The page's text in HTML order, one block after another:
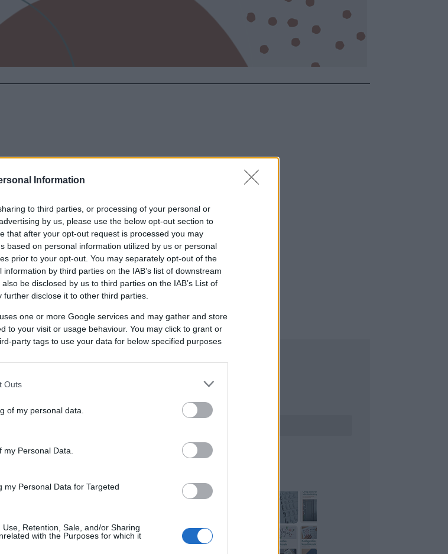
Information
to third parties, or processing of your personal or
by us, please use the below opt-out section to
that after your opt-out request is processed you may
based on personal information utilized by us or personal
prior to your opt-out. You may separately opt-out of the
by third parties on the IAB’s list of downstream
be disclosed by us to third parties on the IAB’s List of
further disclose it to other third parties.
one or more Google services and may gather and store
to your visit or usage behaviour. You may click to grant or
party tags to use your data for below specified purposes
Outs
of my personal data.
Personal Data.
Personal Data for Targeted
Retention, Sale, and/or Sharing
with the Purposes for which it
KERESÉS